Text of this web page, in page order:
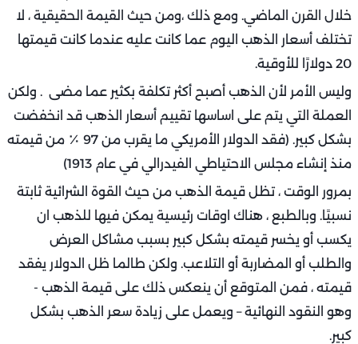
خلال القرن الماضي. ومع ذلك ،ومن حيث القيمة الحقيقية ، لا
تختلف أسعار الذهب اليوم عما كانت عليه عندما كانت قيمتها
20 دولارًا للأوقية.
وليس الأمر لأن الذهب أصبح أكثر تكلفة بكثير عما مضى . ولكن
العملة التي يتم على اساسها تقييم أسعار الذهب قد انخفضت
بشكل كبير. (فقد الدولار الأمريكي ما يقرب من 97 ٪ من قيمته
منذ إنشاء مجلس الاحتياطي الفيدرالي في عام 1913)
بمرور الوقت ، تظل قيمة الذهب من حيث القوة الشرائية ثابتة
نسبيًا. وبالطبع ، هناك اوقات رئيسية يمكن فيها للذهب ان
يكسب أو يخسر قيمته بشكل كبير بسبب مشاكل العرض
والطلب أو المضاربة أو التلاعب. ولكن طالما ظل الدولار يفقد
قيمته ، فمن المتوقع أن ينعكس ذلك على قيمة الذهب -
وهو النقود النهائية – ويعمل على زيادة سعر الذهب بشكل
كبير.